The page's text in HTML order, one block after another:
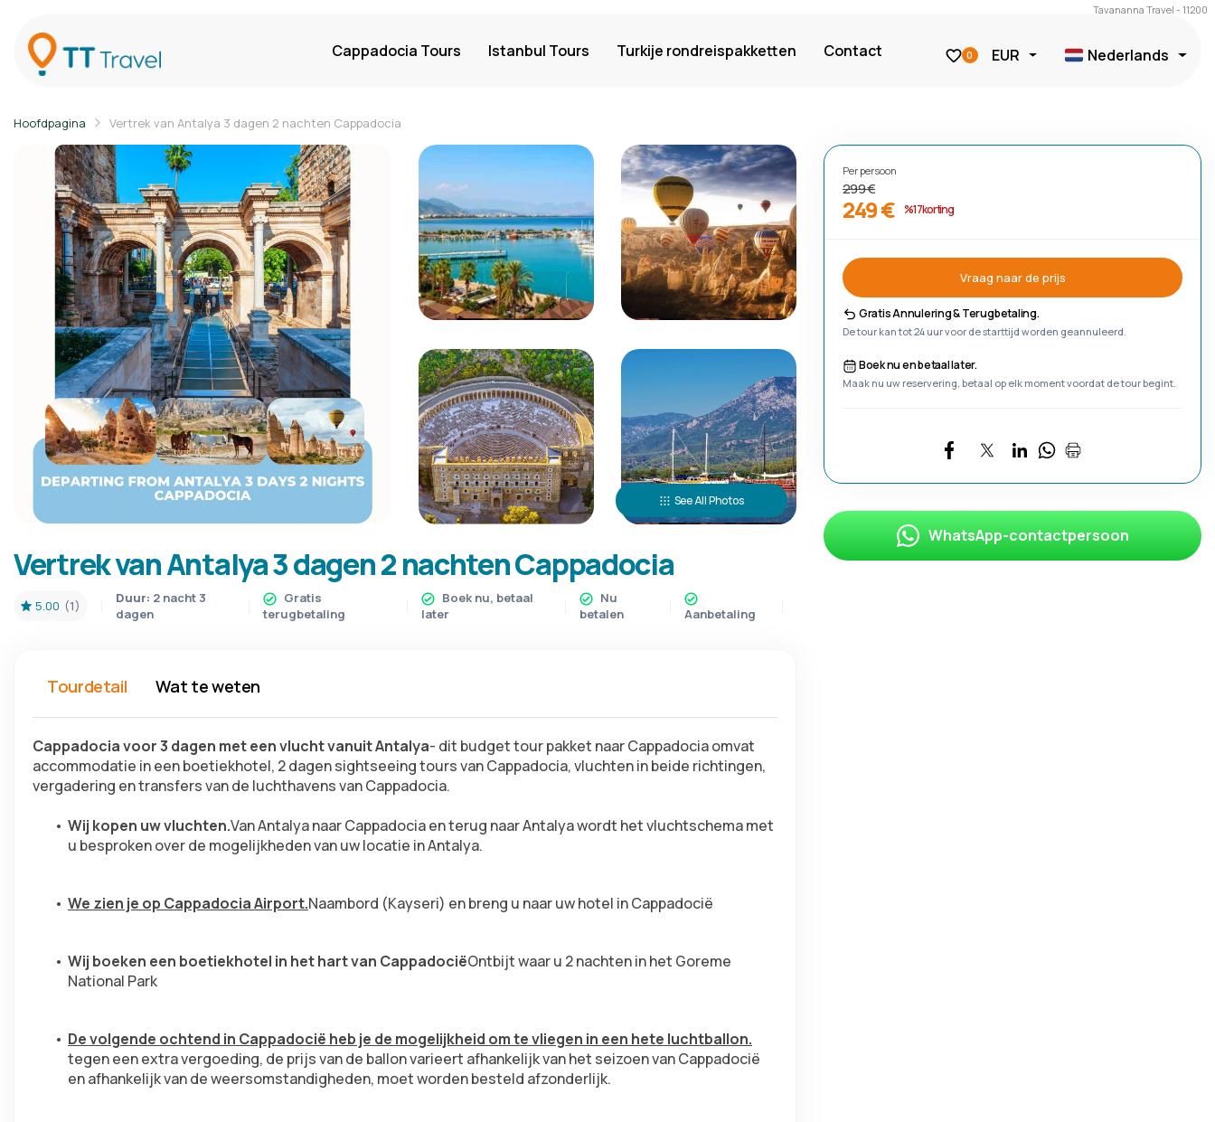
Tavananna Travel - 11200
Cappadocia Tours Istanbul Tours Turkije rondreispakketten Contact 0 EUR Nederlands
Hoofdpagina Vertrek van Antalya 3 dagen 2 nachten Cappadocia
See All Photos
Vertrek van Antalya 3 dagen 2 nachten Cappadocia
5.00 (1) Duur: 2 nacht 3
dagen
Gratis
terugbetaling
Boek nu, betaal
later
Nu
betalen
Aanbetaling
Tourdetail Wat te weten
Cappadocia voor 3 dagen met een vlucht vanuit Antalya- dit budget tour pakket naar Cappadocia omvat
accommodatie in een boetiekhotel, 2 dagen sightseeing tours van Cappadocia, vluchten in beide richtingen,
vergadering en transfers van de luchthavens van Cappadocia.
Wij kopen uw vluchten.Van Antalya naar Cappadocia en terug naar Antalya wordt het vluchtschema met
u besproken over de mogelijkheden van uw locatie in Antalya.
We zien je op Cappadocia Airport.Naambord (Kayseri) en breng u naar uw hotel in Cappadocië
Wij boeken een boetiekhotel in het hart van CappadociëOntbijt waar u 2 nachten in het Goreme
National Park
De volgende ochtend in Cappadocië heb je de mogelijkheid om te vliegen in een hete luchtballon.
tegen een extra vergoeding, de prijs van de ballon varieert afhankelijk van het seizoen van Cappadocië
en afhankelijk van de weersomstandigheden, moet worden besteld afzonderlijk.
Per persoon
299 €
249 € %17 korting
Vraag naar de prijs
Gratis Annulering & Terugbetaling.
De tour kan tot 24 uur voor de starttijd worden geannuleerd.
Boek nu en betaal later.
Maak nu uw reservering, betaal op elk moment voordat de tour begint.
WhatsApp-contactpersoon